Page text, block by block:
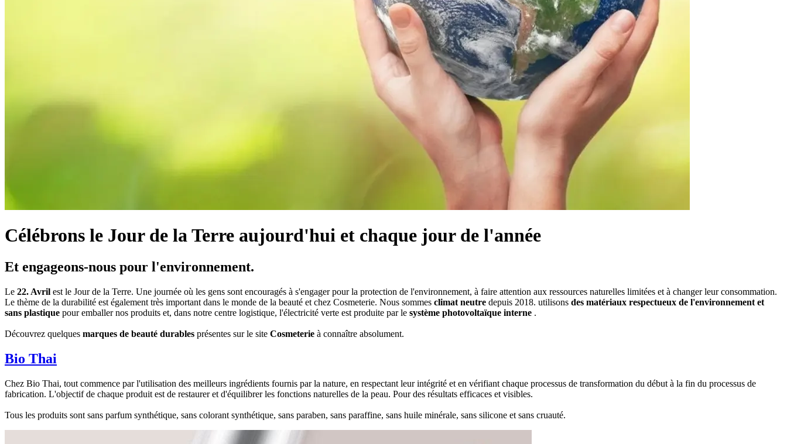
Célébrons le Jour de la Terre aujourd'hui et chaque jour de l'année
Et engageons-nous pour l'environnement.
Le 22. Avril est le Jour de la Terre. Une journée où les gens sont encouragés à s'engager pour la protection de l'environnement, à faire attention aux ressources naturelles limitées et à changer leur consommation.
Le thème de la durabilité est également très important dans le monde de la beauté et chez Cosmeterie. Nous sommes climat neutre depuis 2018. utilisons des matériaux respectueux de l'environnement et
sans plastique pour emballer nos produits et, dans notre centre logistique, l'électricité verte est produite par le système photovoltaïque interne .
Découvrez quelques marques de beauté durables présentes sur le site Cosmeterie à connaître absolument.
Bio Thai
Chez Bio Thai, tout commence par l'utilisation des meilleurs ingrédients fournis par la nature, en respectant leur intégrité et en vérifiant chaque processus de transformation du début à la fin du processus de
fabrication. L'objectif de chaque produit est de restaurer et d'équilibrer les fonctions naturelles de la peau. Pour des résultats efficaces et visibles.
Tous les produits sont sans parfum synthétique, sans colorant synthétique, sans paraben, sans paraffine, sans huile minérale, sans silicone et sans cruauté.